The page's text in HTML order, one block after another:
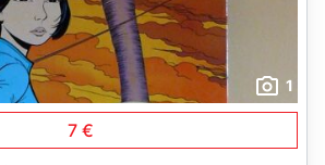
1
7 €